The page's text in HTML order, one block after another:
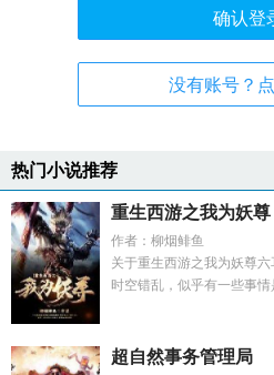
确认登
没有账号？
热门小说推荐
重生西游之我为妖尊
作者：柳烟鲱鱼
关于重生西游之我为妖尊
时空错乱，似乎有一些事
超自然事务管理局